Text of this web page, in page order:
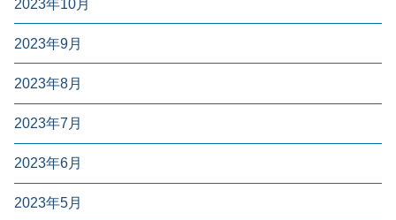
2023年10月
2023年9月
2023年8月
2023年7月
2023年6月
2023年5月